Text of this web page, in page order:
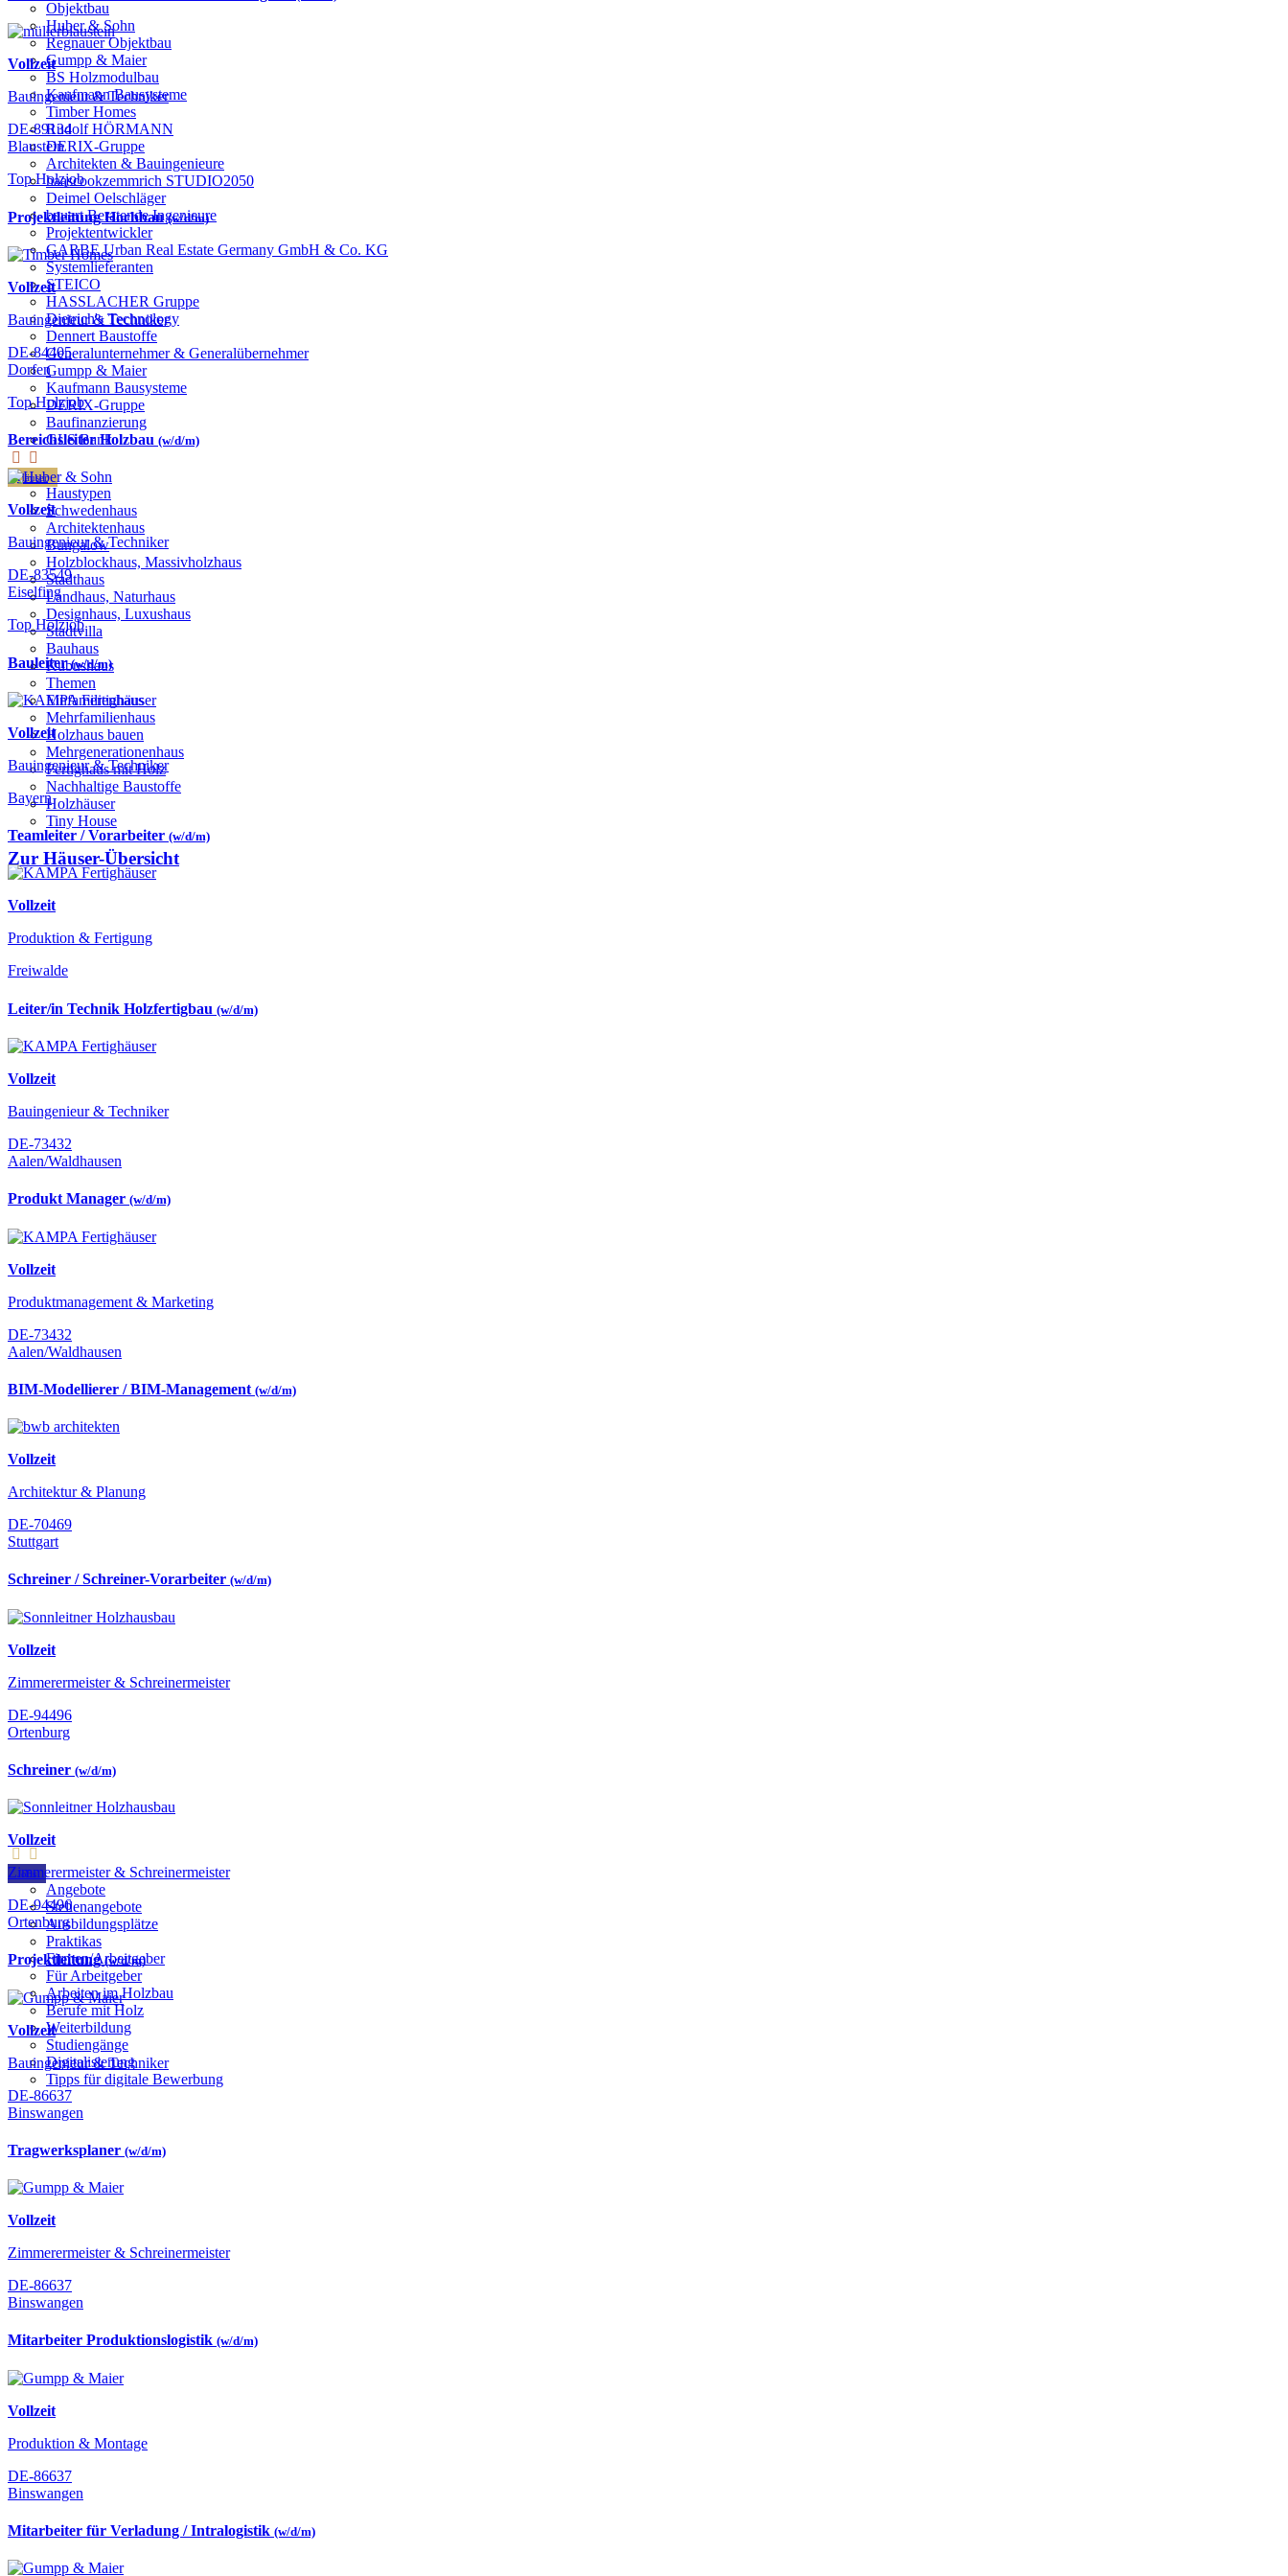
Objektbau
Huber & Sohn
Regnauer Objektbau
Gumpp & Maier
BS Holzmodulbau
Kaufmann Bausysteme
Timber Homes
Rudolf HÖRMANN
DERIX-Gruppe
Architekten & Bauingenieure
haascookzemmrich STUDIO2050
Deimel Oelschläger
bauart Beratende Ingenieure
Projektentwickler
GARBE Urban Real Estate Germany GmbH & Co. KG
Systemlieferanten
STEICO
HASSLACHER Gruppe
Dietrich's Technology
Dennert Baustoffe
Generalunternehmer & Generalübernehmer
Gumpp & Maier
Kaufmann Bausysteme
DERIX-Gruppe
Baufinanzierung
GLS Bank
Häuser
Haustypen
Schwedenhaus
Architektenhaus
Bungalow
Holzblockhaus, Massivholzhaus
Stadthaus
Landhaus, Naturhaus
Designhaus, Luxushaus
Stadtvilla
Bauhaus
Kubushaus
Themen
Einfamilienhaus
Mehrfamilienhaus
Holzhaus bauen
Mehrgenerationenhaus
Fertighaus mit Holz
Nachhaltige Baustoffe
Holzhäuser
Tiny House
Zur Häuser-Übersicht
Jobs
Angebote
Stellenangebote
Ausbildungsplätze
Praktikas
Firmen/Arbeitgeber
Für Arbeitgeber
Arbeiten im Holzbau
Berufe mit Holz
Weiterbildung
Studiengänge
Digitalisierung
Tipps für digitale Bewerbung
Vollzeit
Bauingenieur & Techniker
DE-89134
Blaustein
Top Holzjob
Projektleitung Hochbau(w/d/m)
Vollzeit
Bauingenieur & Techniker
DE-84405
Dorfen
Top Holzjob
Bereichsleiter Holzbau (w/d/m)
Vollzeit
Bauingenieur & Techniker
DE-83549
Eiselfing
Top Holzjob
Bauleiter(w/d/m)
Vollzeit
Bauingenieur & Techniker
Bayern
Teamleiter / Vorarbeiter (w/d/m)
Vollzeit
Produktion & Fertigung
Freiwalde
Leiter/in Technik Holzfertigbau (w/d/m)
Vollzeit
Bauingenieur & Techniker
DE-73432
Aalen/Waldhausen
Produkt Manager (w/d/m)
Vollzeit
Produktmanagement & Marketing
DE-73432
Aalen/Waldhausen
BIM-Modellierer / BIM-Management (w/d/m)
Vollzeit
Architektur & Planung
DE-70469
Stuttgart
Schreiner / Schreiner-Vorarbeiter (w/d/m)
Vollzeit
Zimmerermeister & Schreinermeister
DE-94496
Ortenburg
Schreiner (w/d/m)
Vollzeit
Zimmerermeister & Schreinermeister
DE-94496
Ortenburg
Projektleitung(w/d/m)
Vollzeit
Bauingenieur & Techniker
DE-86637
Binswangen
Tragwerksplaner (w/d/m)
Vollzeit
Zimmerermeister & Schreinermeister
DE-86637
Binswangen
Mitarbeiter Produktionslogistik (w/d/m)
Vollzeit
Produktion & Montage
DE-86637
Binswangen
Mitarbeiter für Verladung / Intralogistik (w/d/m)